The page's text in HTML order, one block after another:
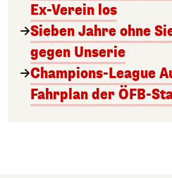
Ex-Verein los
Sieben Jahre ohne
gegen Unserie
Champions-League
Fahrplan der ÖFB-